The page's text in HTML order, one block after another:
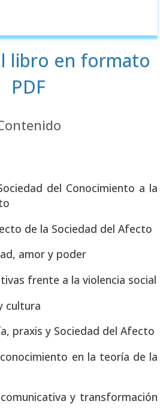
libro en formato
PDF
del Cono­ci­mien­to a la
de la Socie­dad del Afec­to
amor y poder
fren­te a la vio­len­cia social
cul­tu­ra
pra­xis y Socie­dad del Afec­to
en la teo­ría de la
y trans­for­ma­ción